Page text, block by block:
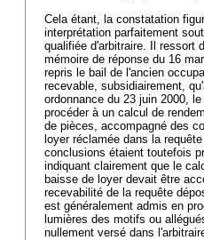
Cela étant, la constatation
interprétation parfaitement
qualifiée d'arbitraire. Il ressort
mémoire de réponse du 16
repris le bail de l'ancien
recevable, subsidiairement,
ordonnance du 23 juin 2000,
procéder à un calcul de
de pièces, accompagné des
loyer réclamée dans la
conclusions étaient toutefois
indiquant clairement que le
baisse de loyer devait être
recevabilité de la requête
est généralement admis en
lumières des motifs ou
nullement versé dans